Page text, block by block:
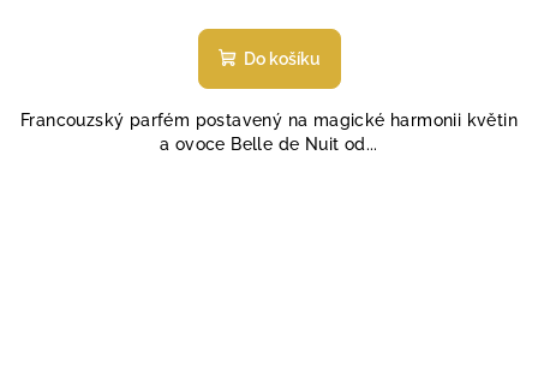
hodnocení
produktu
z
5
Do košíku
Francouzský parfém postavený na magické harmonii květin
a ovoce Belle de Nuit od...